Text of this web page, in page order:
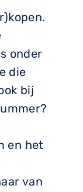
onder
die
bij
en het
van